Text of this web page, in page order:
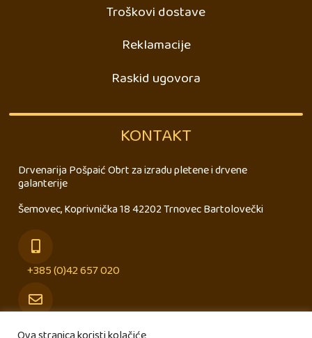
Troškovi dostave
Reklamacije
Raskid ugovora
KONTAKT
Drvenarija Pošpaić Obrt za izradu pletene i drvene
galanterije
Šemovec, Koprivnička 18 42202 Trnovec Bartolovečki
+385 (0)42 657 020